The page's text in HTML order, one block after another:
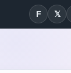
FFacebook
𝕏
X